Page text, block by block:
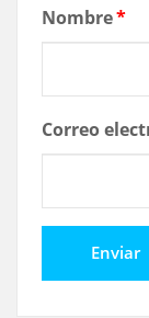
Nombre*
Correo